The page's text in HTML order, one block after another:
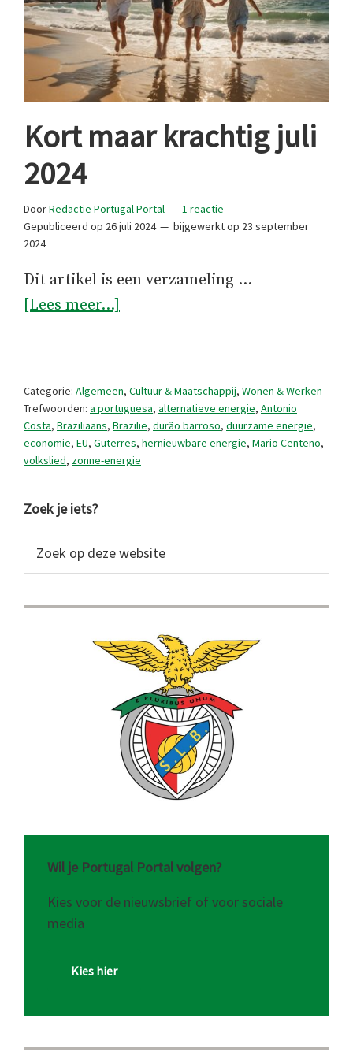
Kort maar krachtig juli
2024
DoorRedactie Portugal Portal
1 reactie
Gepubliceerd op 26 juli 2024 bijgewerkt op 23 september
2024
Dit artikel is een verzameling …
[Lees meer...]
2024
Categorie: Algemeen, Cultuur & Maatschappij, Wonen & Werken
Trefwoorden: a portuguesa, alternatieve energie, Antonio
Costa, Braziliaans, Brazilië, durão barroso, duurzame energie,
economie, EU, Guterres, hernieuwbare energie, Mario Centeno,
volkslied, zonne-energie
Primaire
Sidebar
Zoek je iets?
op
website
Wil je Portugal Portal volgen?
Kies voor de nieuwsbrief of voor sociale
media
Kies hier